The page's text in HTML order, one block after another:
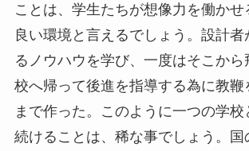
ことは、学生たちが想像力を働かせ
良い環境と言えるでしょう。設計者
るノウハウを学び、一度はそこか
校へ帰って後進を指導する為に教鞭
まで作った。このように一つの学校
続けることは、稀な事でしょう。国